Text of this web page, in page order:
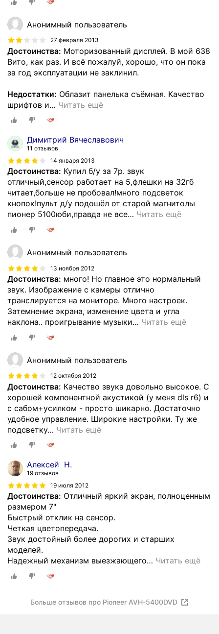
Анонимный пользователь
27 февраля 2013
Достоинства: Моторизованный дисплей. В мой 638
Вито, как раз. И всё пожалуй, хорошо, что он пока
за год эксплуатации не заклинил.
Недостатки: Облазит панелька съёмная. Качество
шрифтов и… Читать ещё
Димитрий Вячеславович
11 отзывов
14 января 2013
Достоинства: Купил б/у за 7р. звук
отличный,сенсор работает на 5,флешки на 32гб
читает,больше не пробовал!много подсветок
кнопок!пульт д/у подошёл от старой магнитолы
пионер 5100юби,правда не все… Читать ещё
Анонимный пользователь
13 ноября 2012
Достоинства: много! Но главное это нормальный
звук. Изображение с камеры отлично
транслируется на мониторе. Много настроек.
Затемнение экрана, изменение цвета и угла
наклона.. проигрывание музыки… Читать ещё
Анонимный пользователь
12 октября 2012
Достоинства: Качество звука довольно высокое. С
хорошей компонентной акустикой (у меня dls r6) и
с сабом+усилком - просто шикарно. Достаточно
удобное управление. Широкие настройки. Ту же
подсветку… Читать ещё
Алексей Н.
19 отзывов
19 июля 2012
Достоинства: Отличный яркий экран, полноценным
размером 7"
Быстрый отклик на сенсор.
Четкая цветопередача.
Звук достойный более дорогих и старших
моделей.
Надежный механизм выезжающего… Читать ещё
Больше отзывов про Pioneer AVH-5400DVD